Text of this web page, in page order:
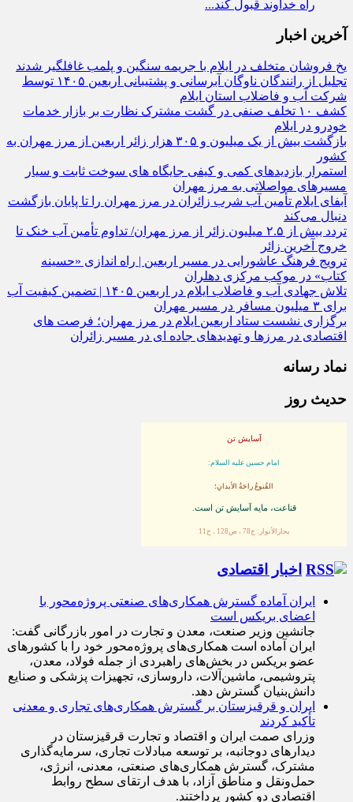
راه خداوند قبول کند...
آخرین اخبار
یخ‌ فروشان متخلف در ایلام با جریمه سنگین و پلمب غافلگیر شدند
تجلیل از رانندگان ناوگان آبرسانی و پشتیبانی اربعین ۱۴۰۵ توسط
شرکت آب و فاضلاب استان ایلام
کشف ۱۰ تخلف صنفی در گشت مشترک نظارت بر بازار خدمات
خودرو در ایلام
بازگشت بیش از یک میلیون و ۳۰۵ هزار زائر اربعین از مرز مهران به
کشور
استمرار بازدیدهای کمی و کیفی جایگاه‌ های سوخت ثابت و سیار
مسیرهای مواصلاتی به مرز مهران
آبفای ایلام تأمین آب شرب زائران در مرز مهران را تا پایان بازگشت
دنبال می‌کند
تردد بیش از ۲.۵ میلیون زائر از مرز مهران/ تداوم تأمین آب خنک تا
خروج آخرین زائر
ترویج فرهنگ عاشورایی در مسیر اربعین | راه‌ اندازی «حسینه
کتاب» در موکب مرکزی دهلران
تلاش جهادی آب و فاضلاب ایلام در اربعین ۱۴۰۵ | تضمین کیفیت آب
برای ۳ میلیون مسافر در مسیر مهران
برگزاری نشست ستاد اربعین ایلام در مرز مهران؛ فرصت‌ های
اقتصادی در مرزها و تهدیدهای جاده‌ ای در مسیر زائران
نماد رسانه
حدیث روز
آسایش تن
امام حسین علیه السلام:
القُنوعُ راحَةُ الأبدانِ؛
قناعت، مايه آسايش تن است.
بحارالأنوار: ج78 ، ص128 ، ح11
اخبار اقتصادی
ایران آماده گسترش همکاری‌های صنعتی پروژه‌محور با
اعضای بریکس است
جانشین وزیر صنعت، معدن و تجارت در امور بازرگانی گفت:
ایران آماده است همکاری‌های پروژه‌محور خود را با کشور‌های
عضو بریکس در بخش‌های راهبردی از جمله فولاد، معدن،
پتروشیمی، ماشین‌آلات، داروسازی، تجهیزات پزشکی و صنایع
دانش‌بنیان گسترش دهد.
ایران و قرقیزستان بر گسترش همکاری‌های تجاری و معدنی
تأکید کردند
وزرای صمت ایران و اقتصاد و تجارت قرقیزستان در
دیدار‌های دوجانبه، بر توسعه مبادلات تجاری، سرمایه‌گذاری
مشترک، گسترش همکاری‌های صنعتی، معدنی، انرژی،
حمل‌ونقل و مناطق آزاد، با هدف ارتقای سطح روابط
اقتصادی دو کشور پرداختند.